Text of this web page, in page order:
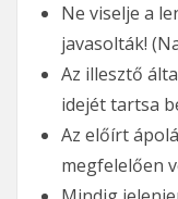
Ne viselje a
javasolták!
Az illesztő
idejét tartsa
Az előírt
megfelelően